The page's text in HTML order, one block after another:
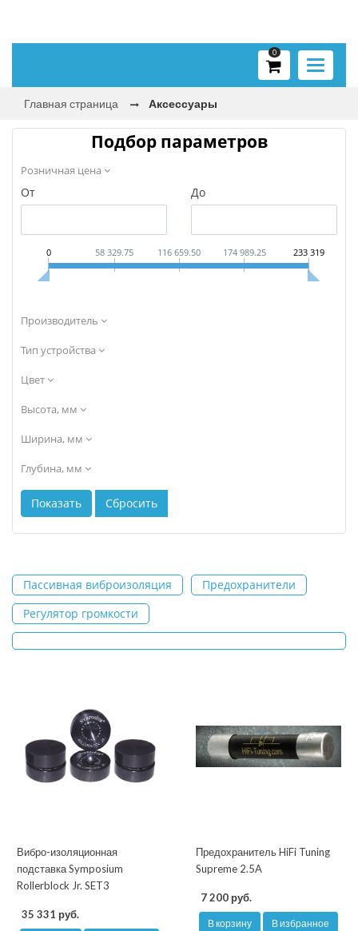
Toggle
0
Главная страница Аксессуары
Подбор параметров
Розничная цена
От До
0 58 329.75 116 659.50 174 989.25 233 319
Производитель
Тип устройства
Цвет
Высота, мм
Ширина, мм
Глубина, мм
Пассивная виброизоляция
Предохранители
Регулятор громкости
Вибро-изоляционная
подставка Symposium
Rollerblock Jr. SET3
35 331 руб.
Предохранитель HiFi Tuning
Supreme 2.5A
7 200 руб.
В корзину В избранное